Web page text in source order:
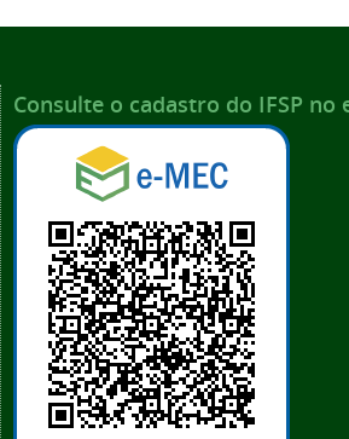
Consulte o cadastro do IFSP no